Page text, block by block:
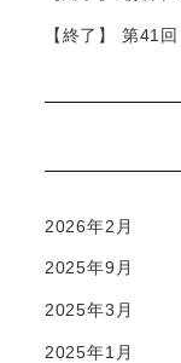
【終了】 第41
2026年2月
2025年9月
2025年3月
2025年1月